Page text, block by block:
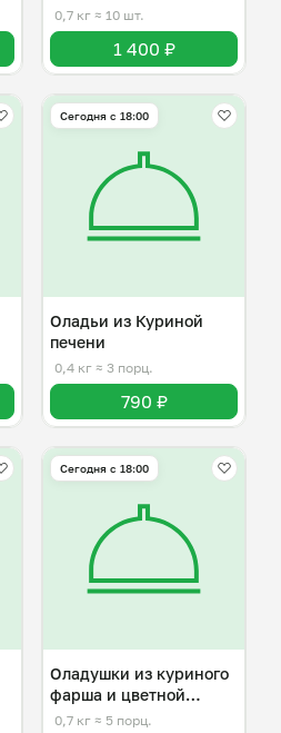
0,7 кг ≈ 10 шт.
1 400 ₽
Сегодня с 18:00
Оладьи из Куриной
печени
0,4 кг ≈ 3 порц.
790 ₽
Сегодня с 18:00
Оладушки из куриного
фарша и цветной
капусты
0,7 кг ≈ 5 порц.